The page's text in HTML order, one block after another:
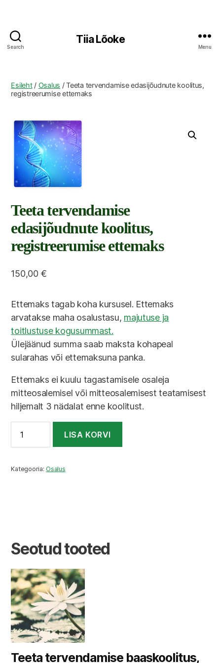
Search
Tiia Lõoke
Menu
Esileht/ Osalus / Teeta tervendamise edasijõudnute koolitus,
registreerumise ettemaks
Teeta tervendamise
edasijõudnute koolitus,
registreerumise ettemaks
150,00 €
Ettemaks tagab koha kursusel. Ettemaks
arvatakse maha osalustasu, majutuse ja
toitlustuse kogusummast.
Ülejäänud summa saab maksta kohapeal
sularahas või ettemaksuna panka.
Ettemaks ei kuulu tagastamisele osaleja
mitteosalemisel või mitteosalemisest teatamisest
hiljemalt 3 nädalat enne koolitust.
tervendamise
edasijõudnute
registreerumise
ettemaks
LISA KORVI
Kategooria:Osalus
Seotud tooted
Teeta tervendamise baaskoolitus,